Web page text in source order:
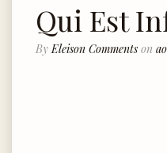
Qui Est
By Eleison Comments on